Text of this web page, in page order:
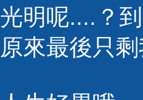
光明呢....？
原來最後只